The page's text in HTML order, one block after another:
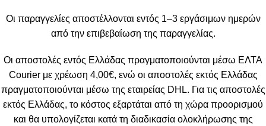
Οι παραγγελίες αποστέλλονται εντός 1–3 εργάσιμων ημερών
από την επιβεβαίωση της παραγγελίας.
Οι αποστολές εντός Ελλάδας πραγματοποιούνται μέσω ΕΛΤΑ
Courier με χρέωση 4,00€, ενώ οι αποστολές εκτός Ελλάδας
πραγματοποιούνται μέσω της εταιρείας DHL. Για τις αποστολές
εκτός Ελλάδας, το κόστος εξαρτάται από τη χώρα προορισμού
και θα υπολογίζεται κατά τη διαδικασία ολοκλήρωσης της